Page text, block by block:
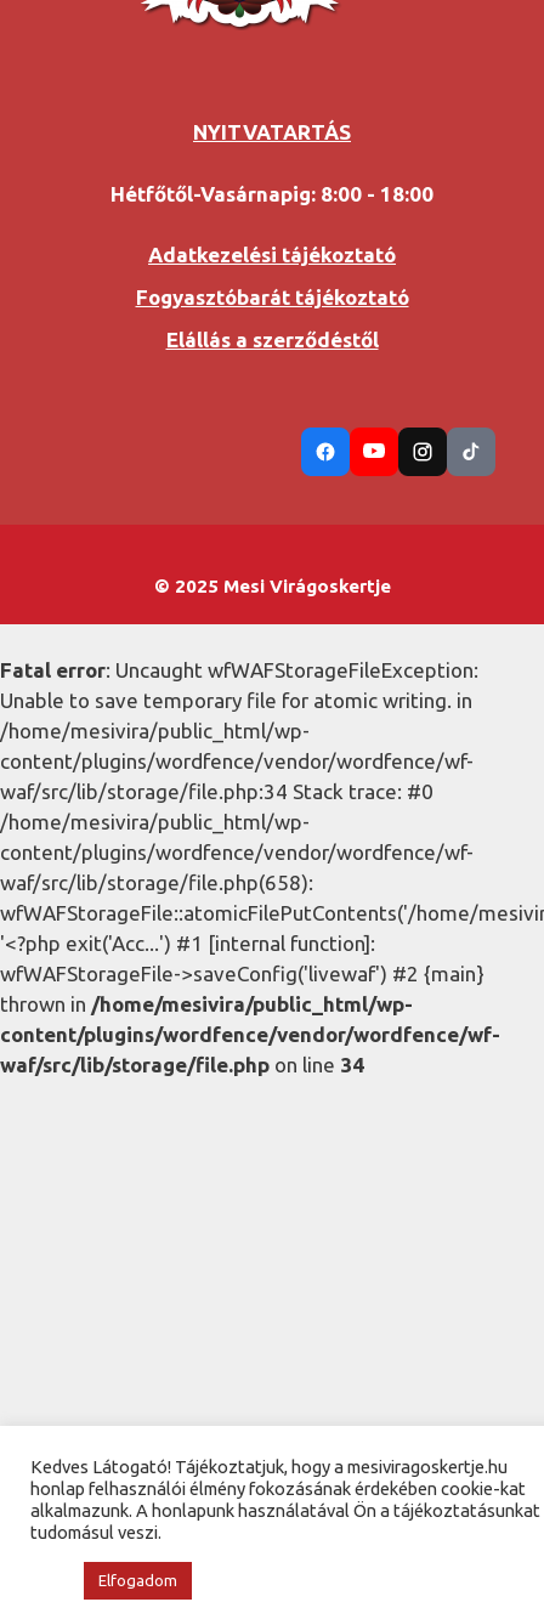
NYITVATARTÁS
Hétfőtől-Vasárnapig: 8:00 - 18:00
Adatkezelési tájékoztató
Fogyasztóbarát tájékoztató
Elállás a szerződéstől
© 2025 Mesi Virágoskertje
Kedves Látogató! Tájékoztatjuk, hogy a mesiviragoskertje.hu
honlap felhasználói élmény fokozásának érdekében cookie-kat
alkalmazunk. A honlapunk használatával Ön a tájékoztatásunkat
tudomásul veszi.
Elfogadom
Fatal error: Uncaught wfWAFStorageFileException:
Unable to save temporary file for atomic writing. in
/home/mesivira/public_html/wp-
content/plugins/wordfence/vendor/wordfence/wf-
waf/src/lib/storage/file.php:34 Stack trace: #0
/home/mesivira/public_html/wp-
content/plugins/wordfence/vendor/wordfence/wf-
waf/src/lib/storage/file.php(658):
wfWAFStorageFile::atomicFilePutContents('/home/
'<?php exit('Acc...') #1 [internal function]:
wfWAFStorageFile->saveConfig('livewaf') #2 {main}
thrown in /home/mesivira/public_html/wp-
content/plugins/wordfence/vendor/wordfence/wf-
waf/src/lib/storage/file.php on line 34